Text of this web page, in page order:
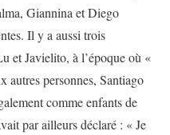
Giannina et Diego
Il y a aussi trois
et Javielito, à l’époque où «
autres personnes, Santiago
comme enfants de
par ailleurs déclaré : « Je